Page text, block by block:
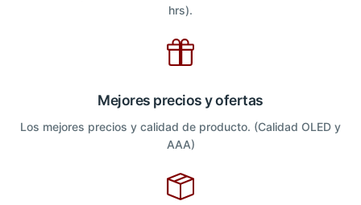
hrs).
Mejores precios y ofertas
Los mejores precios y calidad de producto. (Calidad OLED y
AAA)